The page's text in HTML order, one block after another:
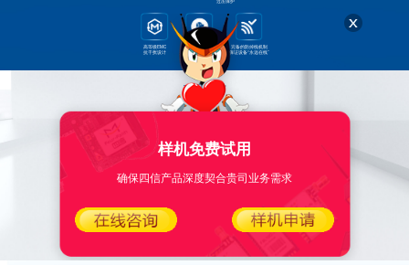
过压保护
高等级EMC
抗干扰设计
WDT看门狗设计
保障系统稳定运行
完备的防掉线机制
保证设备“永远在线”
产品细节
样机免费试用
确保四信产品深度契合贵司业务需求